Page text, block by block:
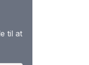
til at